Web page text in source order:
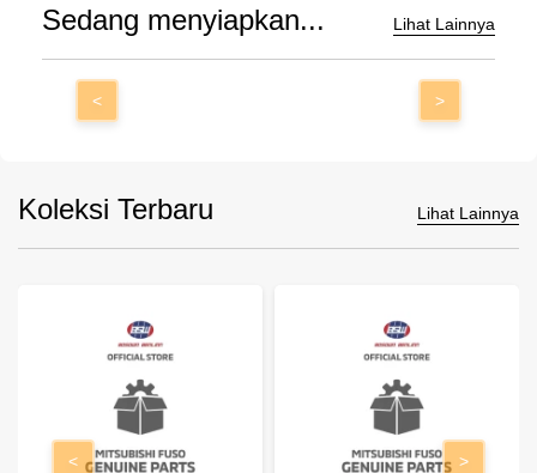
Sedang menyiapkan... Lihat Lainnya
< >
Koleksi Terbaru Lihat Lainnya
< >